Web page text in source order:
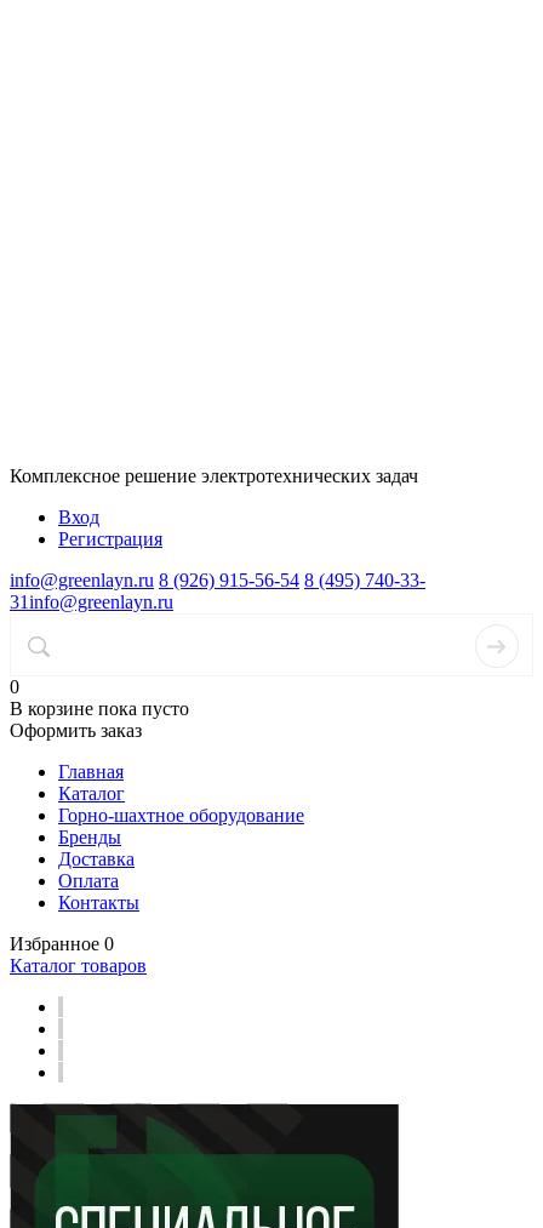
Комплексное решение электротехнических задач
Вход
Регистрация
info@greenlayn.ru 8 (926) 915-56-54 8 (495) 740-33-
31info@greenlayn.ru
0
В корзине пока пусто
Оформить заказ
Главная
Каталог
Горно-шахтное оборудование
Бренды
Доставка
Оплата
Контакты
Избранное 0
Каталог товаров